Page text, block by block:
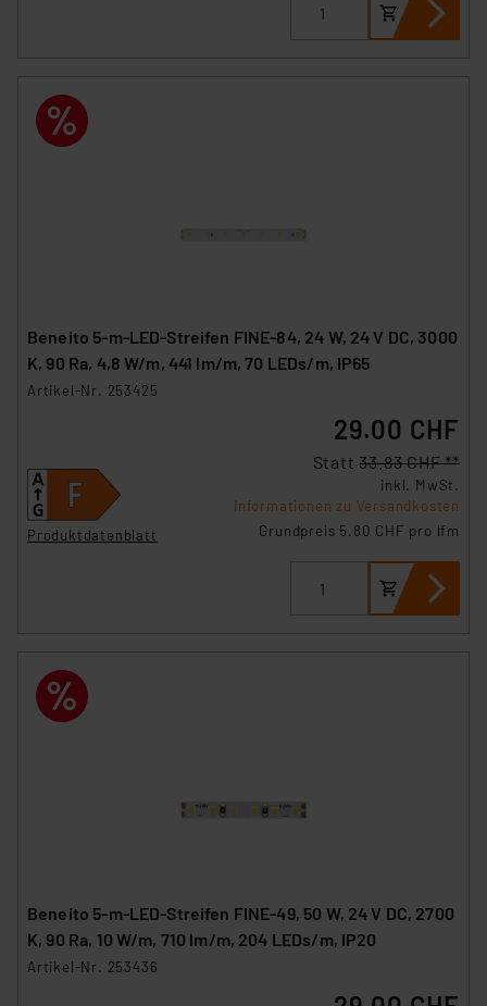
Beneito 5-m-LED-Streifen FINE-84, 24 W, 24 V DC, 3000
K, 90 Ra, 4,8 W/m, 441 lm/m, 70 LEDs/m, IP65
Artikel-Nr. 253425
Produktdatenblatt
29.00 CHF
Statt33.83 CHF **
inkl. MwSt.
Informationen zu Versandkosten
Grundpreis 5.80 CHF pro lfm
Beneito 5-m-LED-Streifen FINE-49, 50 W, 24 V DC, 2700
K, 90 Ra, 10 W/m, 710 lm/m, 204 LEDs/m, IP20
Artikel-Nr. 253436